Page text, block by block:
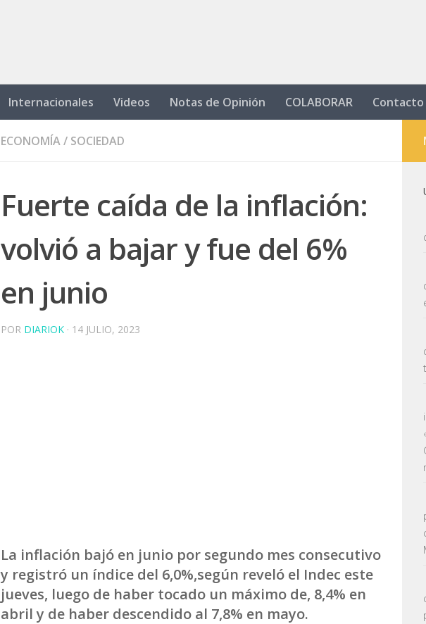
Internacionales Videos Notas de Opinión COLABORAR Contacto
ECONOMÍA/ SOCIEDAD
Fuerte caída de la inflación:
volvió a bajar y fue del 6%
en junio
POR DIARIOK · 14 JULIO, 2023
La inflación bajó en junio por segundo mes consecutivo
y registró un índice del 6,0%,según reveló el Indec este
jueves, luego de haber tocado un máximo de, 8,4% en
abril y de haber descendido al 7,8% en mayo.